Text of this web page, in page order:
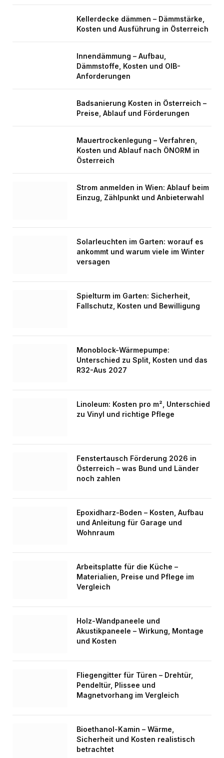
Kellerdecke dämmen – Dämmstärke,
Kosten und Ausführung in Österreich
Innendämmung – Aufbau,
Dämmstoffe, Kosten und OIB-
Anforderungen
Badsanierung Kosten in Österreich –
Preise, Ablauf und Förderungen
Mauertrockenlegung – Verfahren,
Kosten und Ablauf nach ÖNORM in
Österreich
Strom anmelden in Wien: Ablauf beim
Einzug, Zählpunkt und Anbieterwahl
Solarleuchten im Garten: worauf es
ankommt und warum viele im Winter
versagen
Spielturm im Garten: Sicherheit,
Fallschutz, Kosten und Bewilligung
Monoblock-Wärmepumpe:
Unterschied zu Split, Kosten und das
R32-Aus 2027
Linoleum: Kosten pro m², Unterschied
zu Vinyl und richtige Pflege
Fenstertausch Förderung 2026 in
Österreich – was Bund und Länder
noch zahlen
Epoxidharz-Boden – Kosten, Aufbau
und Anleitung für Garage und
Wohnraum
Arbeitsplatte für die Küche –
Materialien, Preise und Pflege im
Vergleich
Holz-Wandpaneele und
Akustikpaneele – Wirkung, Montage
und Kosten
Fliegengitter für Türen – Drehtür,
Pendeltür, Plissee und
Magnetvorhang im Vergleich
Bioethanol-Kamin – Wärme,
Sicherheit und Kosten realistisch
betrachtet